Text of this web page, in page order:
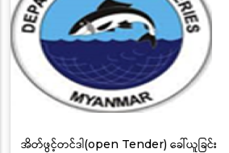
အိတ်ဖွင့်တင်ဒါ(open Tender) ခေါ်ယူခြင်း